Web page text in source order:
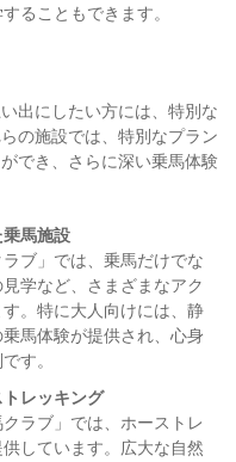
ることもできます。
出にしたい方には、特別な
の施設では、特別なプラン
でき、さらに深い乗馬体験
馬施設
ブ」では、乗馬だけでな
学など、さまざまなアク
。特に大人向けには、静
馬体験が提供され、心身
す。
レッキング
ラブ」では、ホーストレ
しています。広大な自然